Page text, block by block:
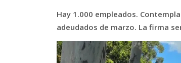
Hay 1.000 empleados.
adeudados de marzo. La firma